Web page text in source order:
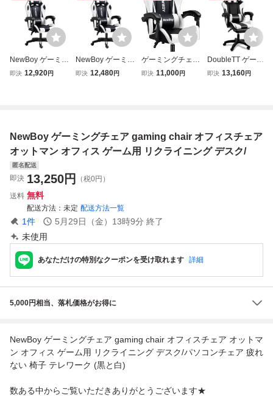
NewBoy ゲーミン
グチェア gaming
即決 12,920円
NewBoy ゲーミン
グチェア gaming
即決 12,480円
ゲーミングチェア
オフィスチェア パ
即決 11,000円
DoubleTT ゲーミ
ングチェア ゲーム
即決 13,160円
NewBoy ゲーミングチェア gaming chair オフィスチェア
オットマン オフィス ゲーム用 リクライニング デスク/
匿名配送
即決 13,250円
（税0円）
送料 無料
配送方法 未定 配送方法一覧
1件 5月29日（金）13時9分 終了
未使用
あなただけの特別なクーポンを受け取れます 詳細
5,000円相当、落札価格がお得に
NewBoy ゲーミングチェア gaming chair オフィスチェア オットマ
ン オフィス ゲーム用 リクライニング デスク/パソコンチェア 疲れ
ない 椅子 テレワーク (黒と白)
数ある中からご覧いただきありがとうございます★